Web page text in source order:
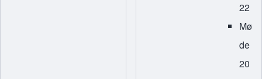
22
Mø
de
20